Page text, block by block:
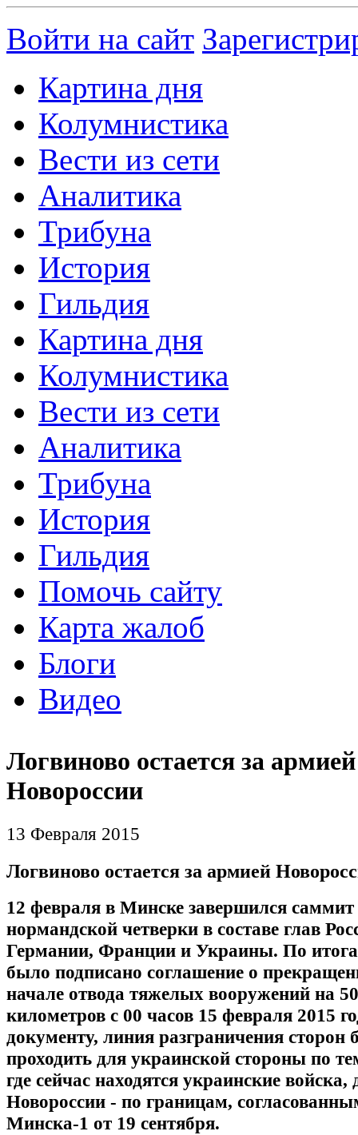
Войти на сайт
Картина дня
Колумнистика
Вести из сети
Аналитика
Трибуна
История
Гильдия
Картина дня
Колумнистика
Вести из сети
Аналитика
Трибуна
История
Гильдия
Помочь сайту
Карта жалоб
Блоги
Видео
Логвиново остается за армией
Новороссии
13 Февраля 2015
Логвиново остается за армией
12 февраля в Минске завершился саммит
нормандской четверки в составе глав
Германии, Франции и Украины. По
было подписано соглашение о
начале отвода тяжелых вооружений на
километров с 00 часов 15 февраля 2015
документу, линия разграничения сторон
проходить для украинской стороны по
где сейчас находятся украинские войска,
Новороссии - по границам,
Минска-1 от 19 сентября.